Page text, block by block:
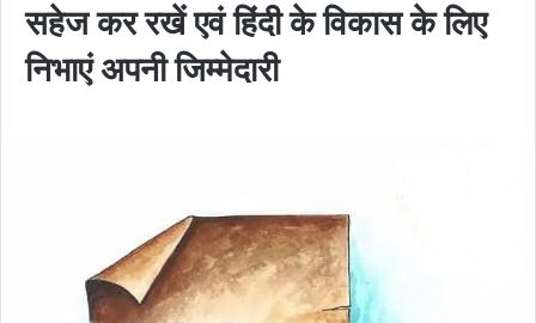
सहेज कर रखें एवं हिंदी के विकास के लिए
निभाएं अपनी जिम्मेदारी